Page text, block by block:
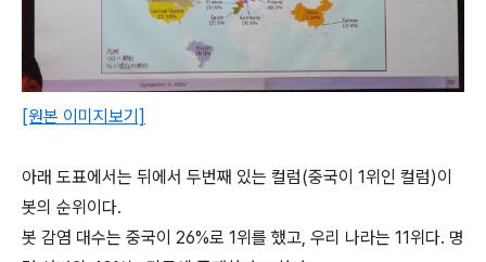
[원본 이미지보기]
아래 도표에서는 뒤에서 두번째 있는 컬럼(중국이 1위인 컬럼)이
봇의 순위이다.
봇 감염 대수는 중국이 26%로 1위를 했고, 우리 나라는 11위다. 명